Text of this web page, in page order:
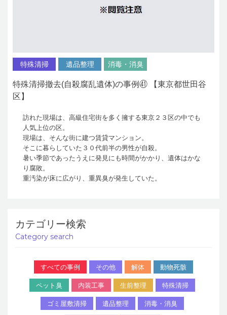
特殊清掃 遺品整理 消毒・消臭
特殊清掃撤去(自殺腐乱遺体)の事例㊶ 【東京都世田谷
区】
訪れた現場は、高級住宅街を多く擁する東京２３区の中でも
人気上位の区。
現場は、そんな街に建つ賃貸マンション。
そこに暮らしていた３０代前半の男性が自殺。
暑い季節であったうえに発見にも時間がかかり、遺体はかな
り腐敗。
重汚染が床に広がり、重異臭が発生していた。
カテゴリー検索
Category search
すべての事例 その他 解体 動物死骸
ペット臭 内装工事 生前整理 特殊清掃
ゴミ屋敷清掃 遺品整理 消毒・消臭